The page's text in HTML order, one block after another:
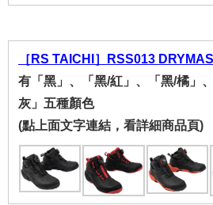
［RS TAICHI］ RSS013
有「黑」、「黑/紅」、「黑/橘」
灰」五種顏色
(點上面文字連結，看詳細商品頁)